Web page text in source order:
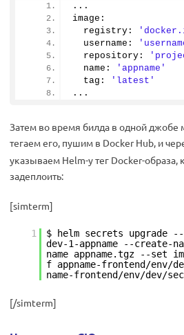
...
image:
  registry:
  username:
  repository:
  name:
'appname'
  tag:
'latest'
...
Затем во время билда в одной джобе
тегаем его, пушим в Docker Hub, и
указываем Helm-у тег Docker-образа,
задеплоить:
[simterm]
1
$ helm secrets upgrade
dev-1-appname --create-
name appname.tgz --set
f appname-frontend/env/
name-frontend/env/dev/
[/simterm]